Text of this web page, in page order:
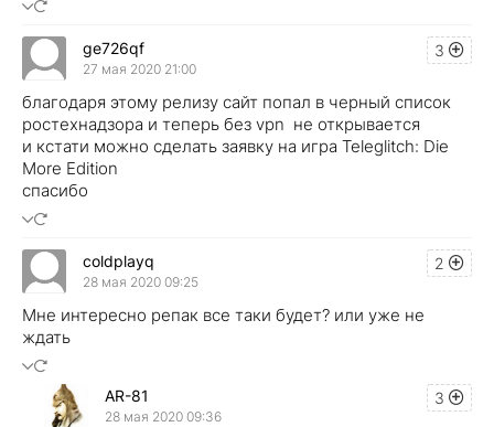
3
ge726qf
27 мая 2020 21:00
благодаря этому релизу сайт попал в черный список
ростехнадзора и теперь без vpn не открывается
и кстати можно сделать заявку на игра Teleglitch: Die
More Edition
спасибо
2
coldplayq
28 мая 2020 09:25
Мне интересно репак все таки будет? или уже не
ждать
3
AR-81
28 мая 2020 09:36